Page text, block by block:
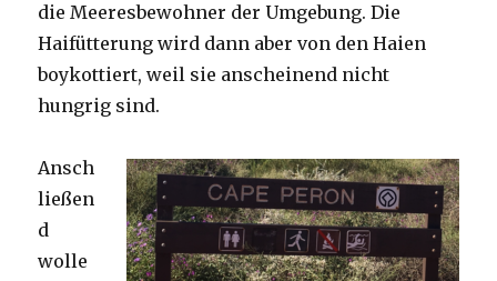
die Meeresbewohner der Umgebung. Die
Haifütterung wird dann aber von den Haien
boykottiert, weil sie anscheinend nicht
hungrig sind.
Ansch
ließen
d
wolle